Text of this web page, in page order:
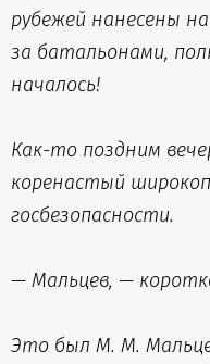
рубежей нанесены
за батальонами,
началось!
Как-то поздним
коренастый
госбезопасности.
— Мальцев, —
Это был М. М.